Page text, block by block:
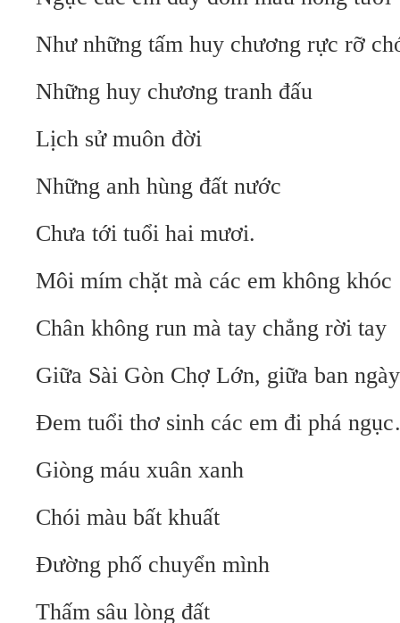
Như những tấm huy chương rực rỡ
Những huy chương tranh đấu
Lịch sử muôn đời
Những anh hùng đất nước
Chưa tới tuổi hai mươi.
Môi mím chặt mà các em không khóc
Chân không run mà tay chẳng rời tay
Giữa Sài Gòn Chợ Lớn, giữa ban ngày
Đem tuổi thơ sinh các em đi phá
Giòng máu xuân xanh
Chói màu bất khuất
Đường phố chuyển mình
Thấm sâu lòng đất